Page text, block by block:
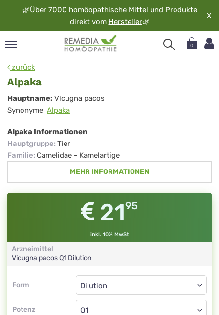
🌿Über 7000 homöopathische Mittel und Produkte
direkt vom Hersteller🌿
X
0
zurück
Alpaka
Alpaka
Hauptname: Vicugna pacos
Synonyme: Alpaka
Alpaka Informationen
Hauptgruppe: Tier
Familie: Camelidae - Kamelartige
MEHR INFORMATIONEN
2195
inkl. 10% MwSt
Arzneimittel
Vicugna pacosQ1 Dilution
Form
Form
Potenz
Dilution
Q1